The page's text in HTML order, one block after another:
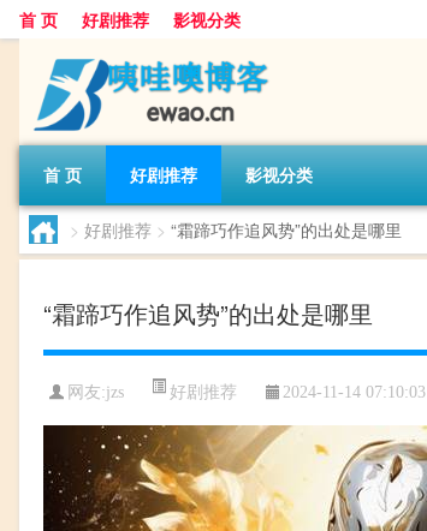
首 页 好剧推荐 影视分类
首 页 好剧推荐 影视分类
> 好剧推荐 > “霜蹄巧作追风势”的出处是哪里
“霜蹄巧作追风势”的出处是哪里
网友:jzs 好剧推荐 2024-11-14 07:10:03